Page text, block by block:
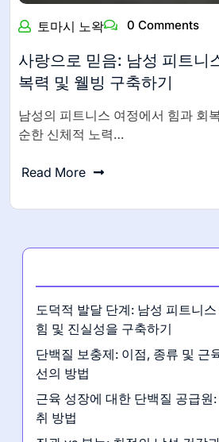
토마시 노왁 0 Comments
사랑으로 믿음: 남성 피트니
복력 및 웰빙 구축하기
남성의 피트니스 여정에서 힘과 회
순한 신체적 노력…
Read More
도덕적 발달 단계: 남성 피트니
힘 및 진실성을 구축하기
단백질 보충제: 이점, 종류 및 근
선의 방법
근육 성장에 대한 단백질 공급원
취 방법